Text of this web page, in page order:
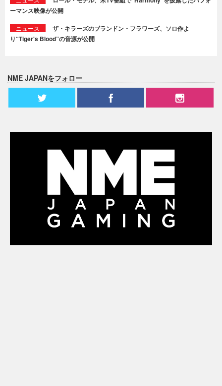
ーマンス映像が公開
ニュース
ザ・キラーズのブランドン・フラワーズ、ソロ作よ
り“Tiger's Blood”の音源が公開
NME JAPANをフォロー